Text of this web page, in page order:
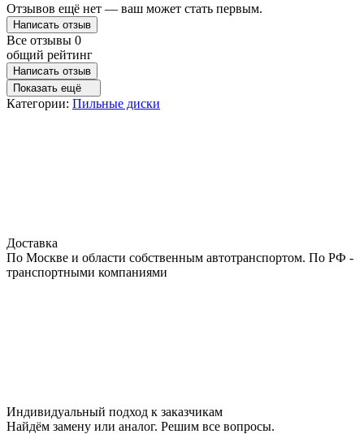
Отзывов ещё нет — ваш может стать первым.
Написать отзыв
Все отзывы 0
общий рейтинг
Написать отзыв
Показать ещё
Категории: Пильные диски
Доставка
По Москве и области собственным автотранспортом. По РФ -
транспортными компаниями
Индивидуальный подход к заказчикам
Найдём замену или аналог. Решим все вопросы.